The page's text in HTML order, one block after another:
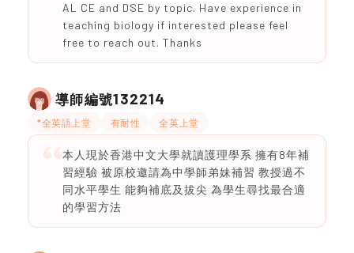
AL CE and DSE by topic. Have experience in
teaching biology if interested please feel
free to reach out. Thanks
導師編號132214
*全英語上堂 有耐性 全英上堂
本人現於香港中文大學就讀護理學系 擁有8年補
習經驗 被原校邀請為中學師弟妹補習 教授過不
同水平學生 能夠補底及拔尖 為學生尋找最合適
的學習方法